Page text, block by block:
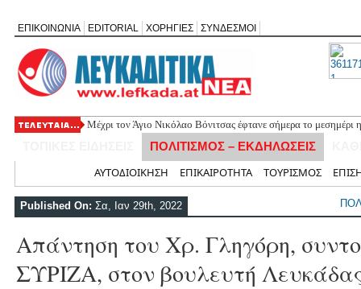
ΕΠΙΚΟΙΝΩΝΙΑ EDITORIAL ΧΟΡΗΓΙΕΣ ΣΥΝΔΕΣΜΟΙ
Mέχρι τον Άγιο Νικόλαο Βόνιτσας έφτανε σήμερα το
ΠΟΛΙΤΙΣΜΟΣ – ΕΚΔΗΛΩΣΕΙΣ
ΑΥΤΟΔΙΟΙΚΗΣΗ ΕΠΙΚΑΙΡΟΤΗΤΑ ΤΟΥΡΙΣΜΟΣ
Published On: Σα, Ιαν 29th, 2022
Απάντηση του Χρ. Γληγόρη,
ΣΥΡΙΖΑ, στον βουλευτή